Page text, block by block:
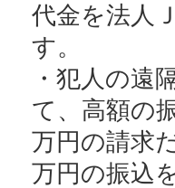
代金を法人
す。
・犯人の遠
て、高額の
万円の請求
万円の振込